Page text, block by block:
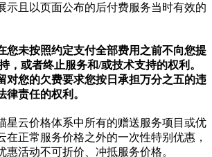
示且以页面公布的后付费服务当时有效的
您未按照约定支付全部费用之前不向您提
，或者终止服务和/或技术支持的权利。
对您的欠费要求您按日承担万分之五的违
律责任的权利。
星云价格体系中所有的赠送服务项目或优
在正常服务价格之外的一次性特别优惠，
惠活动不可折价、冲抵服务价格。